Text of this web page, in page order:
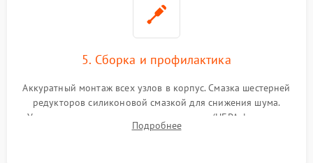
5. Сборка и профилактика
Аккуратный монтаж всех узлов в корпус. Смазка шестерней
редукторов силиконовой смазкой для снижения шума.
Установка новых расходных материалов (HEPA-фильтров,
микрофибры, щеток). Надежная фиксация разъемов и
Подробнее